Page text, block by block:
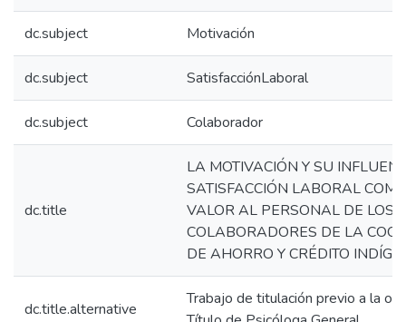
dc.subject Motivación
dc.subject SatisfacciónLaboral
dc.subject Colaborador
dc.title
LA MOTIVACIÓN Y SU
SATISFACCIÓN LABORAL
VALOR AL PERSONAL DE LOS
COLABORADORES DE LA
DE AHORRO Y CRÉDITO
dc.title.alternative
Trabajo de titulación previo a la